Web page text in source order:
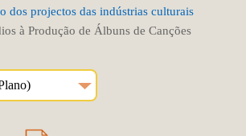
dos projectos das indústrias culturais
à Produção de Álbuns de Canções